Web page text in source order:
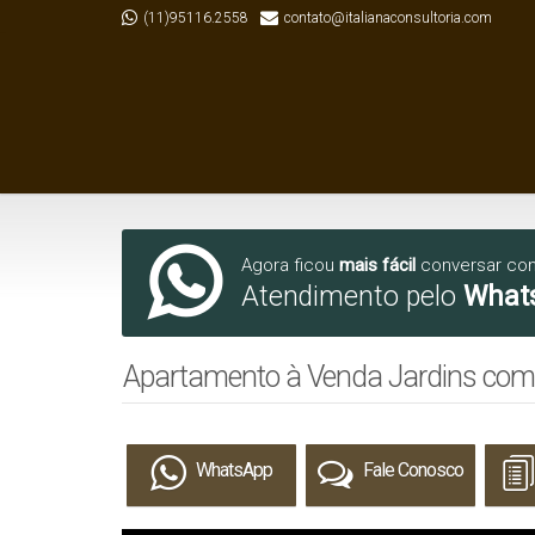
(11)95116.2558 contato@italianaconsultoria.com
Agora ficou mais fácil conversar
Atendimento pelo
Apartamento à Venda Jardins
WhatsApp Fale Conosco